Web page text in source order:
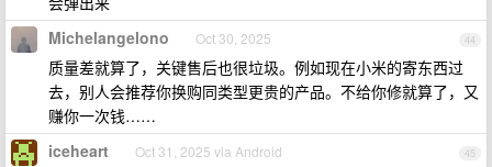
44
Michelangelono Oct 30, 2025
质量差就算了，关键售后也很垃圾。例如现在小米的寄东西过
去，别人会推荐你换购同类型更贵的产品。不给你修就算了，又
赚你一次钱……
45
iceheart Oct 31, 2025 via Android